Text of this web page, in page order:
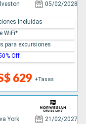
05/02/2028
629 +Tasas
Incluidas
WiFi*
para excursiones
Off
York 21/02/2027